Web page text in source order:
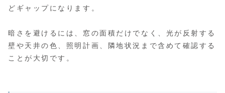
どギャップになります。
暗さを避けるには、窓の面積だけでなく、光が反射する
壁や天井の色、照明計画、隣地状況まで含めて確認する
ことが大切です。